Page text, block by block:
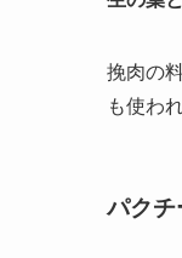
挽肉の
も使わ
パクチ